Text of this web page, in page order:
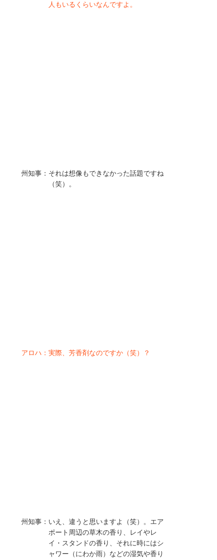
人もいるくらいなんですよ。
州知事： それは想像もできなかった話題ですね
（笑）。
アロハ： 実際、芳香剤なのですか（笑）？
州知事： いえ、違うと思いますよ（笑）。エア
ポート周辺の草木の香り、レイやレ
イ・スタンドの香り、それに時にはシ
ャワー（にわか雨）などの湿気や香り